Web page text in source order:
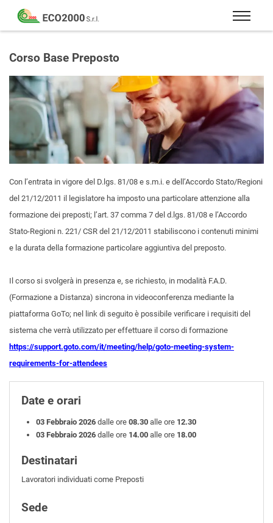
Eco
2000
Formazione
consulenza
per
la
sicurezza
lavoro
–
81/08
Corso Base Preposto
Con l’entrata in vigore del D.lgs. 81/08 e s.m.i. e dell’Accordo Stato/Regioni
del 21/12/2011 il legislatore ha imposto una particolare attenzione alla
formazione dei preposti; l’art. 37 comma 7 del d.lgs. 81/08 e l’Accordo
Stato-Regioni n. 221/ CSR del 21/12/2011 stabiliscono i contenuti minimi
e la durata della formazione particolare aggiuntiva del preposto.
Il corso si svolgerà in presenza e, se richiesto, in modalità F.A.D.
(Formazione a Distanza) sincrona in videoconferenza mediante la
piattaforma GoTo; nel link di seguito è possibile verificare i requisiti del
sistema che verrà utilizzato per effettuare il corso di formazione
https://support.goto.com/it/meeting/help/goto-meeting-system-
requirements-for-attendees
Date e orari
03 Febbraio 2026 dalle ore08.30 alle ore 12.30
03 Febbraio 2026 dalle ore 14.00 alle ore 18.00
Destinatari
Lavoratori individuati come Preposti
Sede